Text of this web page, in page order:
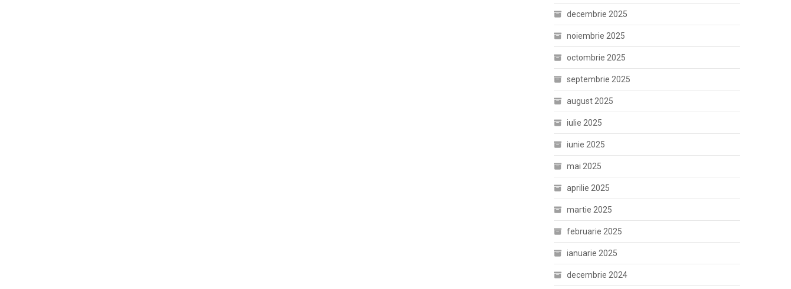
decembrie 2025
noiembrie 2025
octombrie 2025
septembrie 2025
august 2025
iulie 2025
iunie 2025
mai 2025
aprilie 2025
martie 2025
februarie 2025
ianuarie 2025
decembrie 2024